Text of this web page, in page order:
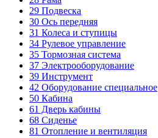
29 Подвеска
30 Ось передняя
31 Колеса и ступицы
34 Рулевое управление
35 Тормозная система
37 Электрооборудование
39 Инструмент
42 Оборудование специальное
50 Кабина
61 Дверь кабины
68 Сиденье
81 Отопление и вентиляция